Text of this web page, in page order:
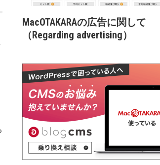
MacOTAKARAの広告に関して
（Regarding advertising）